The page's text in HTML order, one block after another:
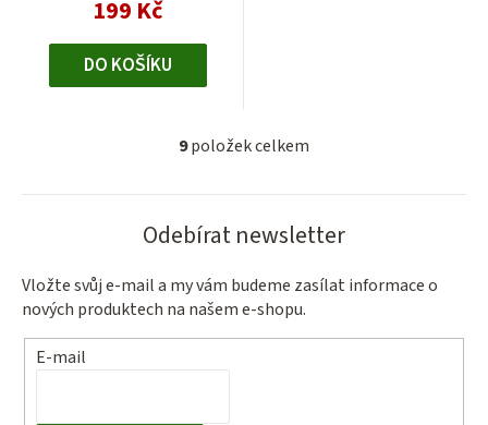
199 Kč
DO KOŠÍKU
O
á
a
c
í
9položek celkem
Odebírat newsletter
Vložte svůj e-mail a my vám budeme zasílat informace o
nových produktech na našem e-shopu.
E-mail